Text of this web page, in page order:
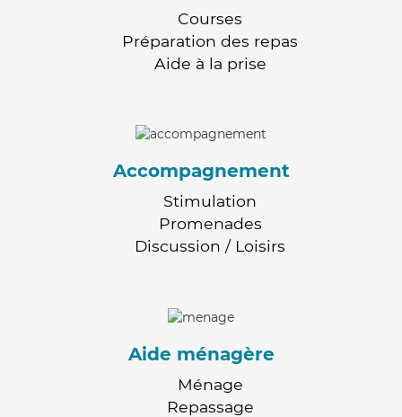
Courses
Préparation des repas
Aide à la prise
Accompagnement
Stimulation
Promenades
Discussion / Loisirs
Aide ménagère
Ménage
Repassage